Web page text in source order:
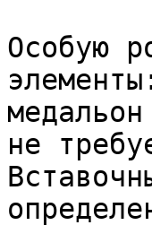
Особую
не